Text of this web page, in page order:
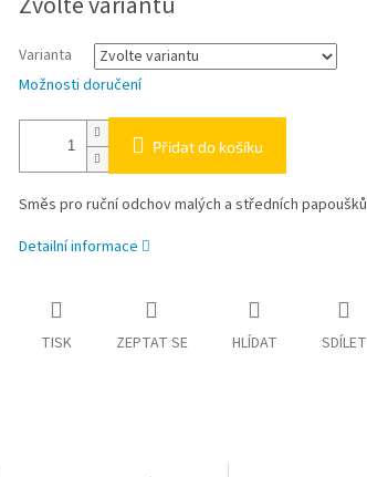
Varianta
Možnosti doručení
Přidat do košíku
Směs pro ruční odchov malých a středních papoušků
Detailní informace
TISK ZEPTAT SE HLÍDAT SDÍLET